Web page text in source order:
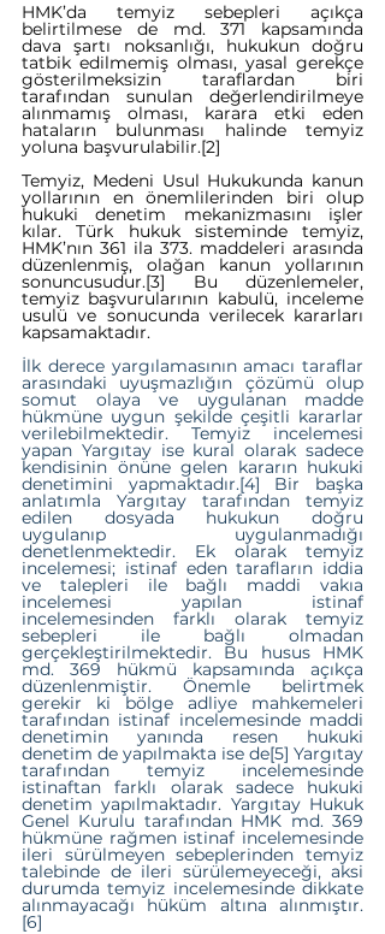
HMK’da temyiz sebepleri açıkça
belirtilmese de md. 371 kapsamında
dava şartı noksanlığı, hukukun doğru
tatbik edilmemiş olması, yasal gerekçe
gösterilmeksizin taraflardan biri
tarafından sunulan değerlendirilmeye
alınmamış olması, karara etki eden
hataların bulunması halinde temyiz
yoluna başvurulabilir.[2]
Temyiz, Medeni Usul Hukukunda kanun
yollarının en önemlilerinden biri olup
hukuki denetim mekanizmasını işler
kılar. Türk hukuk sisteminde temyiz,
HMK’nın 361 ila 373. maddeleri arasında
düzenlenmiş, olağan kanun yollarının
sonuncusudur.[3] Bu düzenlemeler,
temyiz başvurularının kabulü, inceleme
usulü ve sonucunda verilecek kararları
kapsamaktadır.
İlk derece yargılamasının amacı taraflar
arasındaki uyuşmazlığın çözümü olup
somut olaya ve uygulanan madde
hükmüne uygun şekilde çeşitli kararlar
verilebilmektedir. Temyiz incelemesi
yapan Yargıtay ise kural olarak sadece
kendisinin önüne gelen kararın hukuki
denetimini yapmaktadır.[4] Bir başka
anlatımla Yargıtay tarafından temyiz
edilen dosyada hukukun doğru
uygulanıp uygulanmadığı
denetlenmektedir. Ek olarak temyiz
incelemesi; istinaf eden tarafların iddia
ve talepleri ile bağlı maddi vakıa
incelemesi yapılan istinaf
incelemesinden farklı olarak temyiz
sebepleri ile bağlı olmadan
gerçekleştirilmektedir. Bu husus HMK
md. 369 hükmü kapsamında açıkça
düzenlenmiştir. Önemle belirtmek
gerekir ki bölge adliye mahkemeleri
tarafından istinaf incelemesinde maddi
denetimin yanında resen hukuki
denetim de yapılmakta ise de[5] Yargıtay
tarafından temyiz incelemesinde
istinaftan farklı olarak sadece hukuki
denetim yapılmaktadır. Yargıtay Hukuk
Genel Kurulu tarafından HMK md. 369
hükmüne rağmen istinaf incelemesinde
ileri sürülmeyen sebeplerinden temyiz
talebinde de ileri sürülemeyeceği, aksi
durumda temyiz incelemesinde dikkate
alınmayacağı hüküm altına alınmıştır.
[6]